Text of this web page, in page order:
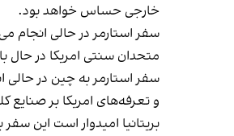
خارجی حساس خواهد بود.
سفر استارمر در حالی انجام
متحدان سنتی امریکا در حال
سفر استارمر به چین در حالی
و تعرفه‌های امریکا بر صنایع
بریتانیا امیدوار است این